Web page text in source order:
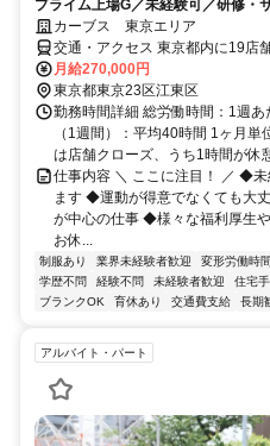
プライム上場G／未経験可／研修・
カーブス 東京エリア
交通・アクセス 東京都内に19店
月給270,000円
東京都東京23区江東区
勤務時間詳細 総労働時間：1週
（1週間）：平均40時間 1ヶ月
は店舗クローズ、うち1時間が休
仕事内容 ＼ ここに注目！ ／ ◆
ます ◆運動が得意でなくても大
が中心の仕事 ◆様々な福利厚生
お休...
制服あり 業界未経験者歓迎 変形労働時
学歴不問
経験不問 未経験者歓迎 住宅
ブランクOK
育休あり 交通費支給 長期
アルバイト・パート